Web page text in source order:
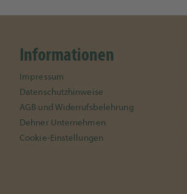
Informationen
Impressum
Datenschutzhinweise
AGB und Widerrufsbelehrung
Dehner Unternehmen
Cookie-Einstellungen